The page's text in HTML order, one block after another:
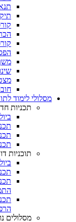
מסלולי לימוד
תכניות חד
תוכניות
מסלולים